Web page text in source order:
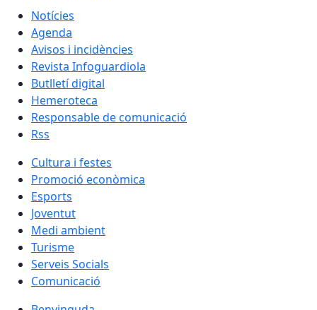
Notícies
Agenda
Avisos i incidències
Revista Infoguardiola
Butlletí digital
Hemeroteca
Responsable de comunicació
Rss
Cultura i festes
Promoció econòmica
Esports
Joventut
Medi ambient
Turisme
Serveis Socials
Comunicació